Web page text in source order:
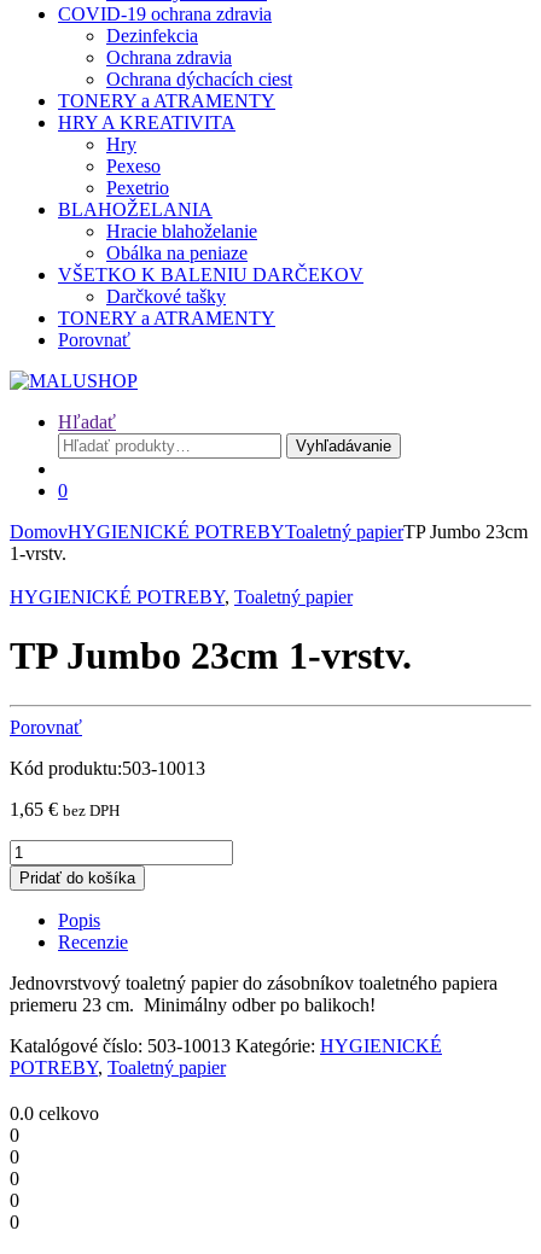
COVID-19 ochrana zdravia
Dezinfekcia
Ochrana zdravia
Ochrana dýchacích ciest
TONERY a ATRAMENTY
HRY A KREATIVITA
Hry
Pexeso
Pexetrio
BLAHOŽELANIA
Hracie blahoželanie
Obálka na peniaze
VŠETKO K BALENIU DARČEKOV
Darčkové tašky
TONERY a ATRAMENTY
Porovnať
Hľadať
Hľadať:
Vyhľadávanie
0
DomovHYGIENICKÉ POTREBYToaletný papierTP Jumbo 23cm
1-vrstv.
HYGIENICKÉ POTREBY, Toaletný papier
TP Jumbo 23cm 1-vrstv.
Porovnať
Kód produktu:503-10013
1,65 € bez DPH
TP
Jumbo
23cm
vrstv.
quantity
Pridať do košíka
Popis
Recenzie
Jednovrstvový toaletný papier do zásobníkov toaletného papiera
priemeru 23 cm. Minimálny odber po balikoch!
Katalógové číslo: 503-10013 Kategórie: HYGIENICKÉ
POTREBY, Toaletný papier
0.0 celkovo
0
0
0
0
0